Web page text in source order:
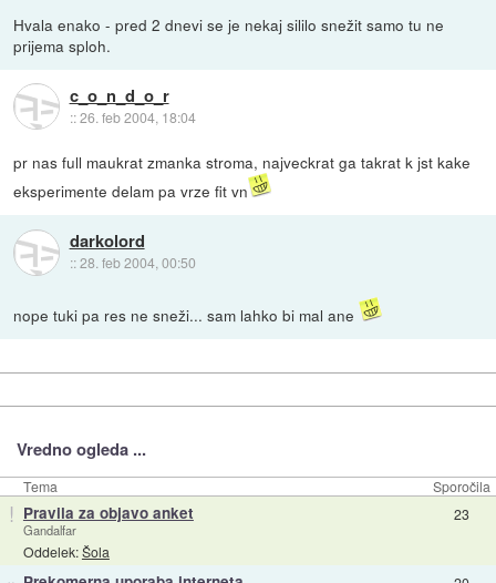
Hvala enako - pred 2 dnevi se je nekaj sililo snežit samo tu ne
prijema sploh.
c_o_n_d_o_r
::26. feb 2004, 18:04
pr nas full maukrat zmanka stroma, najveckrat ga takrat k jst kake
eksperimente delam pa vrze fit vn
darkolord
::28. feb 2004, 00:50
nope tuki pa res ne sneži... sam lahko bi mal ane
Vredno ogleda ...
Tema Sporočila
! Pravila za objavo anket
Gandalfar
Oddelek:Šola
23